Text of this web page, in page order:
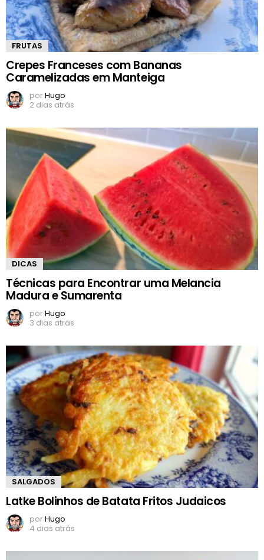
FRUTAS
Crepes Franceses com Bananas
Caramelizadas em Manteiga
porHugo
2 dias atrás
DICAS
Técnicas para Encontrar uma Melancia
Madura e Sumarenta
porHugo
3 dias atrás
SALGADOS
Latke Bolinhos de Batata Fritos Judaicos
porHugo
4 dias atrás